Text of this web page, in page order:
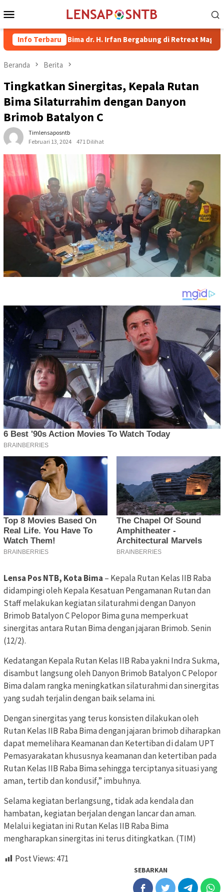
ke
Mobile
Info Terbaru
Bima dr. H. Irfan Bergabung di Retreat Magelang
Beranda Berita
Tingkatkan Sinergitas, Kepala Rutan
Bima Silaturrahim dengan Danyon
Brimob Batalyon C
Timlensaposntb
Februari 13, 2024
471 Dilihat
Lensa Pos NTB, Kota Bima – Kepala Rutan Kelas IIB Raba
didampingi oleh Kepala Kesatuan Pengamanan Rutan dan
Staff melakukan kegiatan silaturahmi dengan Danyon
Brimob Batalyon C Pelopor Bima guna memperkuat
sinergitas antara Rutan Bima dengan jajaran Brimob. Senin
(12/2).
Kedatangan Kepala Rutan Kelas IIB Raba yakni Indra Sukma,
disambut langsung oleh Danyon Brimob Batalyon C Pelopor
Bima dalam rangka meningkatkan silaturahmi dan sinergitas
yang sudah terjalin dengan baik selama ini.
Dengan sinergitas yang terus konsisten dilakukan oleh
Rutan Kelas IIB Raba Bima dengan jajaran brimob diharapkan
dapat memelihara Keamanan dan Ketertiban di dalam UPT
Pemasyarakatan khususnya keamanan dan ketertiban pada
Rutan Kelas IIB Raba Bima sehingga terciptanya situasi yang
aman, tertib dan kondusif,” imbuhnya.
Selama kegiatan berlangsung, tidak ada kendala dan
hambatan, kegiatan berjalan dengan lancar dan aman.
Melalui kegiatan ini Rutan Kelas IIB Raba Bima
mengharapkan sinergitas ini terus ditingkatkan. (TIM)
Post Views: 471
SEBARKAN